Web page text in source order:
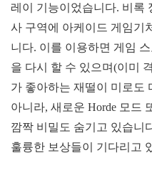
레이 기능이었습니다. 비록
사 구역에 아케이드 게임기
니다. 이를 이용하면 게임
을 다시 할 수 있으며(이미
가 좋아하는 재떨이 미로도
아니라, 새로운 Horde 모드
깜짝 비밀도 숨기고 있습니
훌륭한 보상들이 기다리고